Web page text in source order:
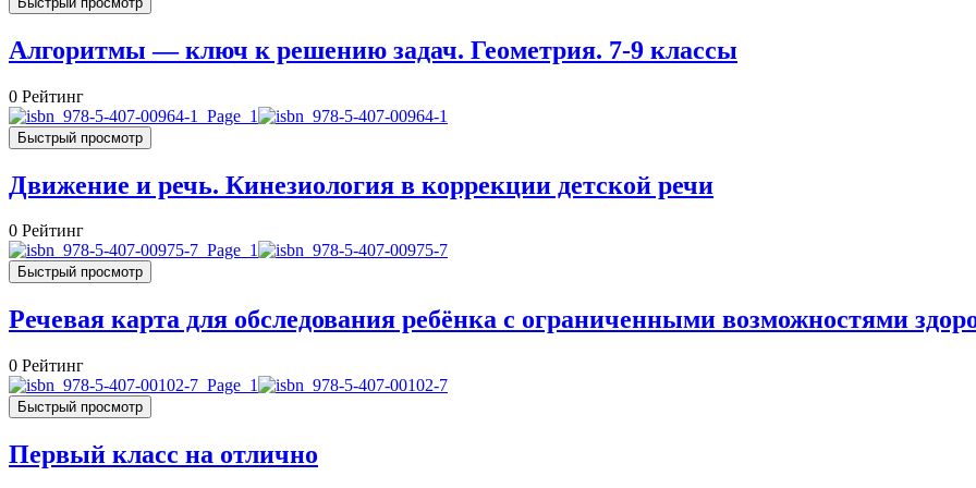
Алгоритмы — ключ к решению задач. Геометрия. 7-9 классы
0 Рейтинг
Быстрый просмотр
Движение и речь. Кинезиология в коррекции детской речи
0 Рейтинг
Быстрый просмотр
Речевая карта для обследования ребёнка с ограниченными возможностями
0 Рейтинг
Быстрый просмотр
Первый класс на отлично